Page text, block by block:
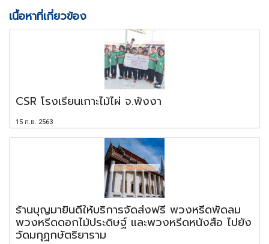
เนื้อหาที่เกี่ยวข้อง
CSR โรงเรียนเกาะไม้ไผ่ จ.พังงา
15 ก.ย. 2563
ร้านบุญมายินดีให้บริการจัดส่งฟรี พวงหรีดพัดลม
พวงหรีดดอกไม้ประดิษฐ์ และพวงหรีดหนังสือ ไปยัง
วัดมกุฏกษัตริยาราม